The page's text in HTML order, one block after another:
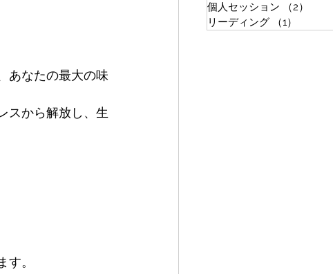
あなたの最大の味
スから解放し、生
す。
個人セッション
（2）
リーディング
（1）